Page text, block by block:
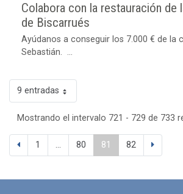
Colabora con la restauración de
de Biscarrués
Ayúdanos a conseguir los 7.000 € de la
Sebastián. ...
9 entradas
Mostrando el intervalo 721 - 729 de 733
1 ... 80 81 82